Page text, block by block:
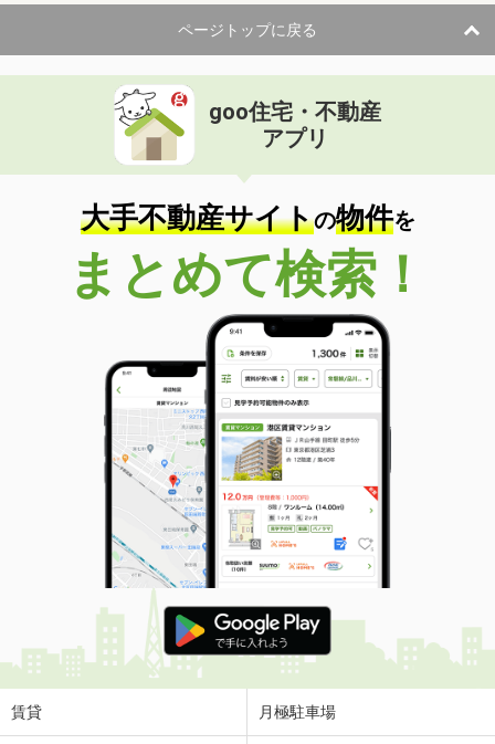
ページトップに戻る
goo住宅・不動産
アプリ
大手不動産サイトの物件を
まとめて検索！
賃貸 月極駐車場